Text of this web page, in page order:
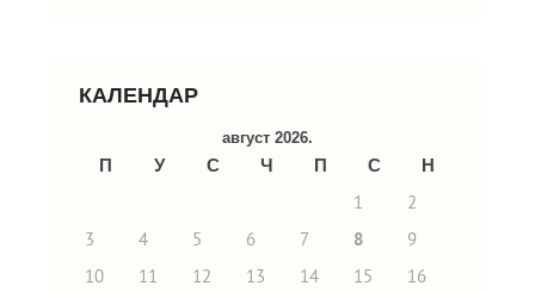
КАЛЕНДАР
август 2026.
П У С Ч П С
Н
1
2
3
4 5 6 7 8
9
10
11 12 13 14 15
16